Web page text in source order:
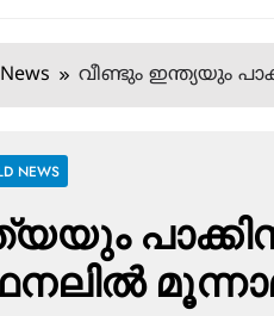
വീണ്ടും ഇന്ത്യയും
NEWS